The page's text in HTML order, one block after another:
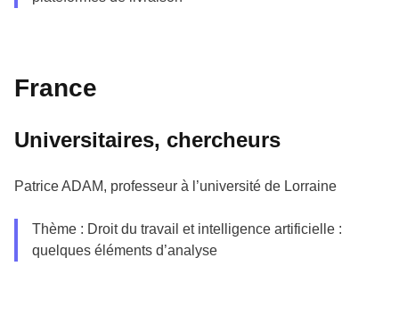
France
Universitaires, chercheurs
Patrice ADAM, professeur à l’université de Lorraine
Thème : Droit du travail et intelligence artificielle :
quelques éléments d’analyse